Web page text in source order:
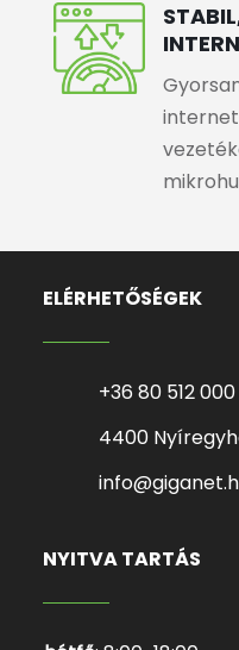
ELÉRHETŐSÉGEK
+36 80 512 000
4400
NYITVA TARTÁS